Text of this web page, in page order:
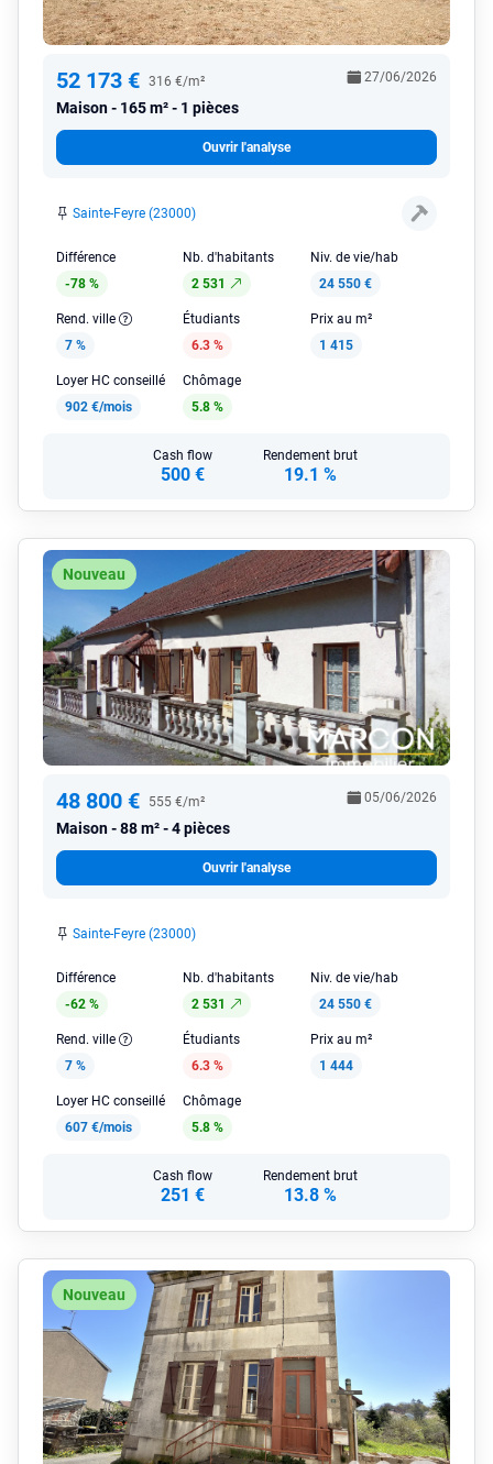
52 173 € 316 €/m²
Maison 165 m² - 1 pièces
27/06/2026
Ouvrir l'analyse
Sainte-Feyre (23000)
Différence
-78 %
Nb. d'habitants
2 531
Niv. de vie/hab
24 550 €
Rend. ville
7 %
Étudiants
6.3 %
Prix au m²
1 415
Loyer HC conseillé
902 €/mois
Chômage
5.8 %
Cash flow
500 €
Rendement brut
19.1 %
Nouveau
48 800 € 555 €/m²
Maison 88 m² - 4 pièces
05/06/2026
Ouvrir l'analyse
Sainte-Feyre (23000)
Différence
-62 %
Nb. d'habitants
2 531
Niv. de vie/hab
24 550 €
Rend. ville
7 %
Étudiants
6.3 %
Prix au m²
1 444
Loyer HC conseillé
607 €/mois
Chômage
5.8 %
Cash flow
251 €
Rendement brut
13.8 %
Nouveau